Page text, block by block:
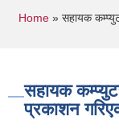
You are
Home» सहायक
सहायक
प्रकाशन